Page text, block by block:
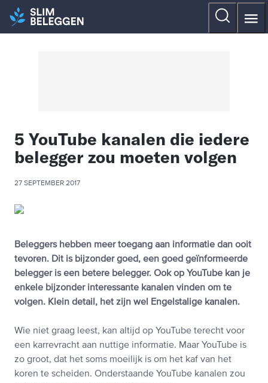
5 YouTube kanalen die iedere
belegger zou moeten volgen
27 SEPTEMBER 2017
Beleggers hebben meer toegang aan informatie dan ooit
tevoren. Dit is bijzonder goed, een goed geïnformeerde
belegger is een betere belegger. Ook op YouTube kan je
enkele bijzonder interessante kanalen vinden om te
volgen. Klein detail, het zijn wel Engelstalige kanalen.
Wie niet graag leest, kan altijd op YouTube terecht voor
een karrevracht aan nuttige informatie. Maar YouTube is
zo groot, dat het soms moeilijk is om het kaf van het
koren te scheiden. Onderstaande YouTube kanalen zou